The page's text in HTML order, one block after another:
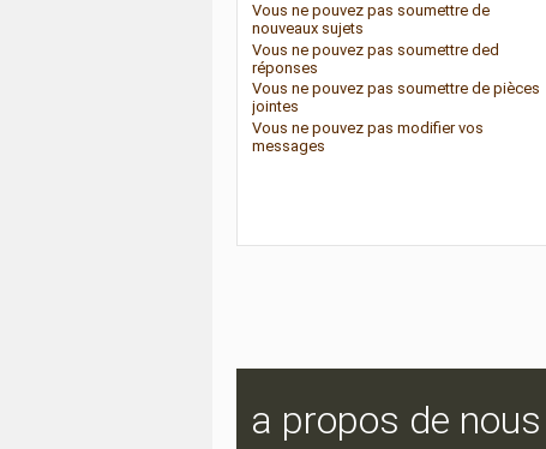
Vous ne pouvez pas soumettre de
nouveaux sujets
Vous ne pouvez pas soumettre ded
réponses
Vous ne pouvez pas soumettre de pièces
jointes
Vous ne pouvez pas modifier vos
messages
a propos de nous